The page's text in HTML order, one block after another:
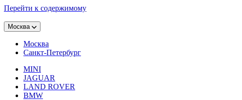
Перейти к содержимому
Москва
Москва
Санкт-Петербург
MINI
JAGUAR
LAND ROVER
BMW